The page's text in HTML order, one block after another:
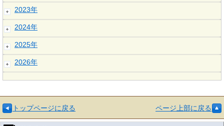
2023年
2024年
2025年
2026年
トップページに戻る ページ上部に戻る